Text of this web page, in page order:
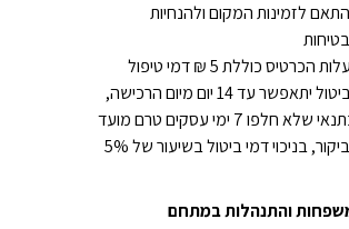
לזמינות המקום ולהנחיות
הכרטיס כוללת 5 ₪ דמי טיפול
• ביטול יתאפשר עד 14 יום מיום הרכישה,
ובתנאי שלא חלפו 7 ימי עסקים טרם מועד
בניכוי דמי ביטול בשיעור של 5%
והתנהלות במתחם